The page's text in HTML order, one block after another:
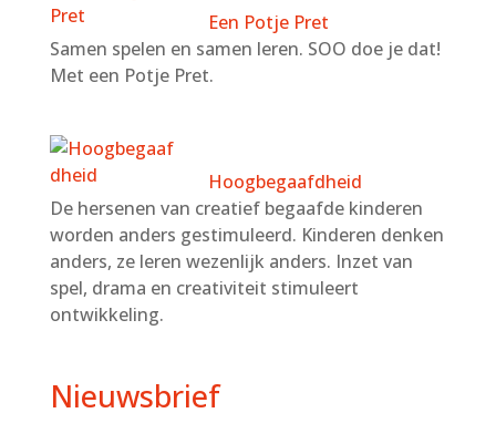
Een Potje Pret
Samen spelen en samen leren. SOO doe je dat!
Met een Potje Pret.
Hoogbegaafdheid
De hersenen van creatief begaafde kinderen
worden anders gestimuleerd. Kinderen denken
anders, ze leren wezenlijk anders. Inzet van
spel, drama en creativiteit stimuleert
ontwikkeling.
Nieuwsbrief